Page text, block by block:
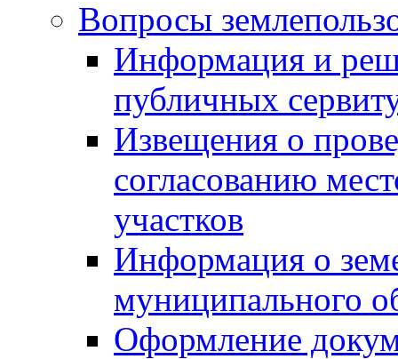
Вопросы
Информация и
публичных
Извещения о
согласованию
участков
Информация о
муниципального
Оформление